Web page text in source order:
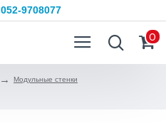
052-9708077
0
Модульные стенки